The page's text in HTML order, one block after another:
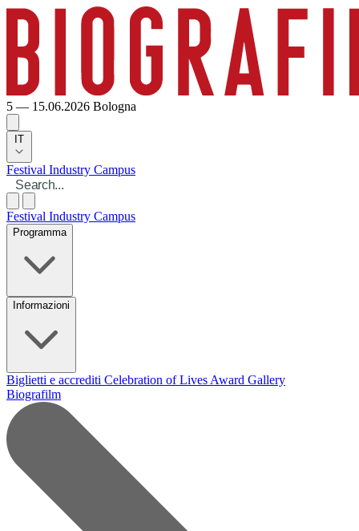
5 — 15.06.2026 Bologna
IT
Festival Industry Campus
Festival Industry Campus
Programma
Informazioni
Biglietti e accrediti Celebration of Lives Award Gallery
Biografilm